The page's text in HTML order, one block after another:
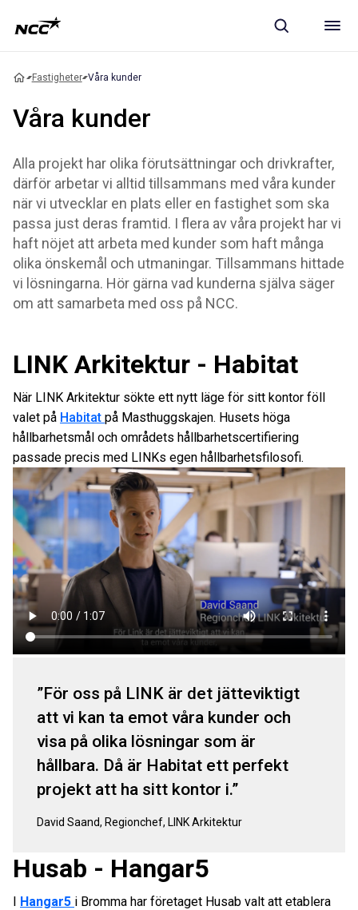
Fastigheter Våra kunder
Våra kunder
Alla projekt har olika förutsättningar och drivkrafter,
därför arbetar vi alltid tillsammans med våra kunder
när vi utvecklar en plats eller en fastighet som ska
passa just deras framtid. I flera av våra projekt har vi
haft nöjet att arbeta med kunder som haft många
olika önskemål och utmaningar. Tillsammans hittade
vi lösningarna. Hör gärna vad kunderna själva säger
om att samarbeta med oss på NCC.
LINK Arkitektur - Habitat
När LINK Arkitektur sökte ett nytt läge för sitt kontor föll
valet på Habitat på Masthuggskajen. Husets höga
hållbarhetsmål och områdets hållbarhetscertifiering
passade precis med LINKs egen hållbarhetsfilosofi.
För oss på LINK är det jätteviktigt
att vi kan ta emot våra kunder och
visa på olika lösningar som är
hållbara. Då är Habitat ett perfekt
projekt att ha sitt kontor i.
David Saand, Regionchef, LINK Arkitektur
Husab - Hangar5
I Hangar5 i Bromma har företaget Husab valt att etablera